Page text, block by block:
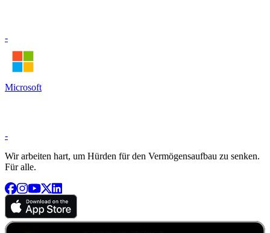
-
Microsoft
-
Wir arbeiten hart, um Hürden für den Vermögensaufbau zu senken.
Für alle.